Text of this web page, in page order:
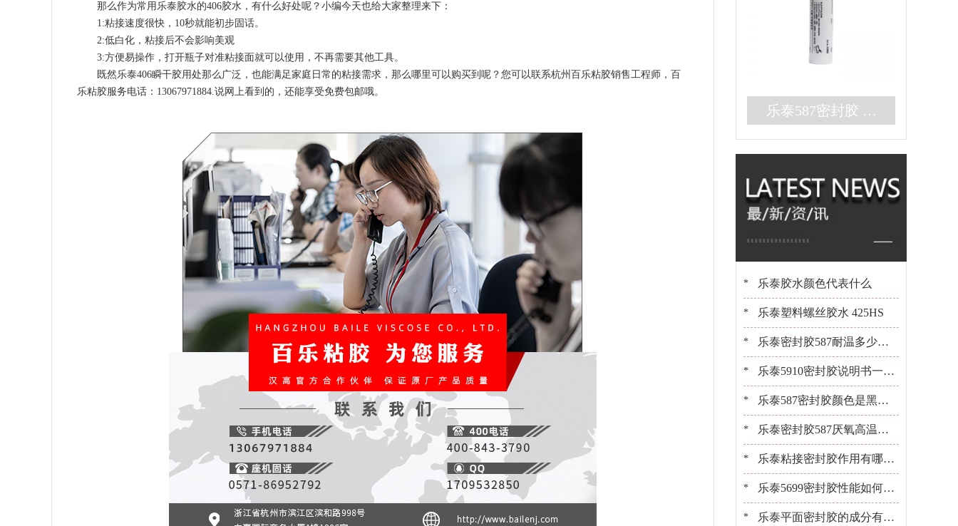
那么作为常用乐泰胶水的406胶水，有什么好处呢？小编今天也给大家整理来下：
1:粘接速度很快，10秒就能初步固话。
2:低白化，粘接后不会影响美观
3:方便易操作，打开瓶子对准粘接面就可以使用，不再需要其他工具。
既然乐泰406瞬干胶用处那么广泛，也能满足家庭日常的粘接需求，那么哪里可以购买到呢？您可以联系杭州百乐粘胶销售工程师，百
乐粘胶服务电话：13067971884.说网上看到的，还能享受免费包邮哦。
乐泰587密封胶 高
强度大间隙RTV硅
现货
* 乐泰胶水颜色代表什么
* 乐泰塑料螺丝胶水 425HS
* 乐泰密封胶587耐温多少？1
0+年经验工程师告诉你[百乐
粘胶]
* 乐泰5910密封胶说明书一键
获取[百乐粘胶胶水百科]
* 乐泰587密封胶颜色是黑是
白？[百乐粘胶胶水百科]
* 乐泰密封胶587厌氧高温密
封胶平面粘接密封
* 乐泰粘接密封胶作用有哪
些？[百乐粘胶]胶水百晓生
* 乐泰5699密封胶性能如何？
可以用在金属上吗？[百乐粘
* 乐泰平面密封胶的成分有哪